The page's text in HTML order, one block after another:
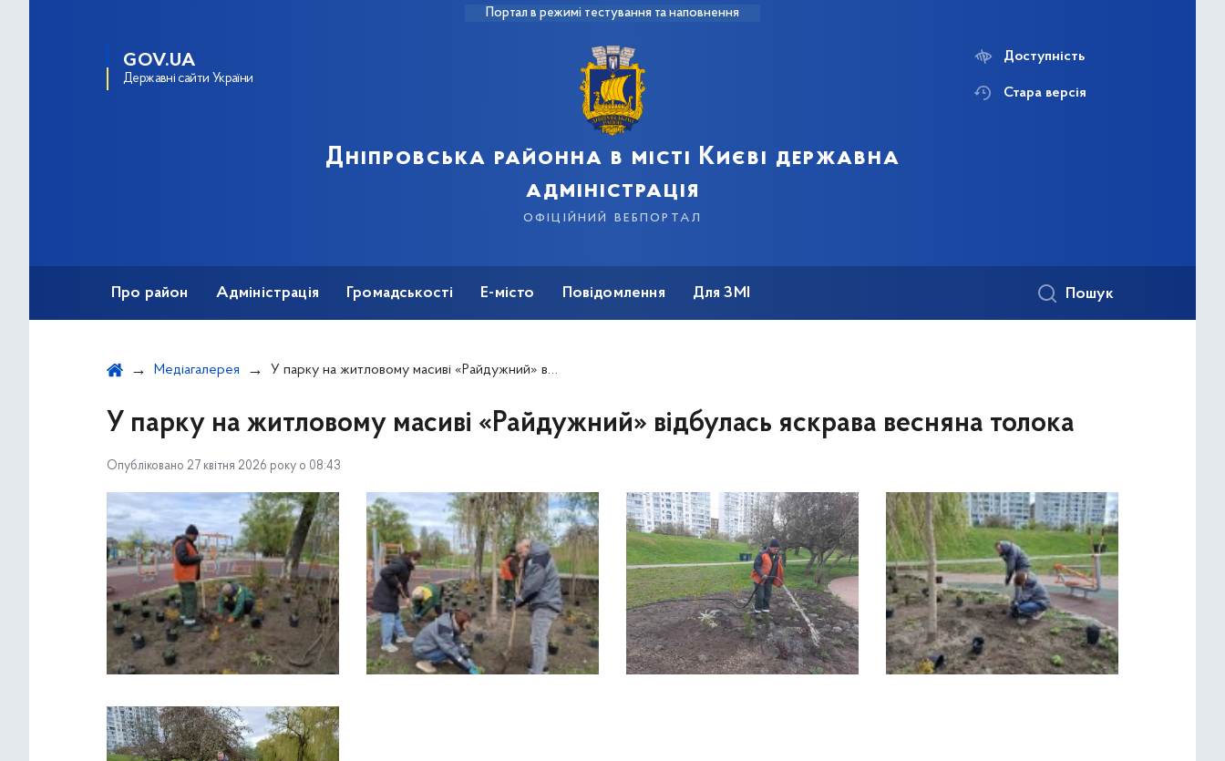
Портал в режимі тестування та наповнення
GOV.UA
Державні сайти України
Дніпровська районна в місті Києві державна
адміністрація
офіційний вебпортал
Доступність
Стара версія
Про район Адміністрація Громадськості Е-місто Повідомлення Для ЗМІ Пошук
Медіагалерея У парку на житловому масиві «Райдужний» відбулась яскрава весняна толока
У парку на житловому масиві «Райдужний» відбулась яскрава весняна толока
Опубліковано 27 квітня 2026 року о 08:43